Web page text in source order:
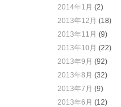
2014年1月 (2)
2013年12月 (18)
2013年11月 (9)
2013年10月 (22)
2013年9月 (92)
2013年8月 (32)
2013年7月 (9)
2013年6月 (12)